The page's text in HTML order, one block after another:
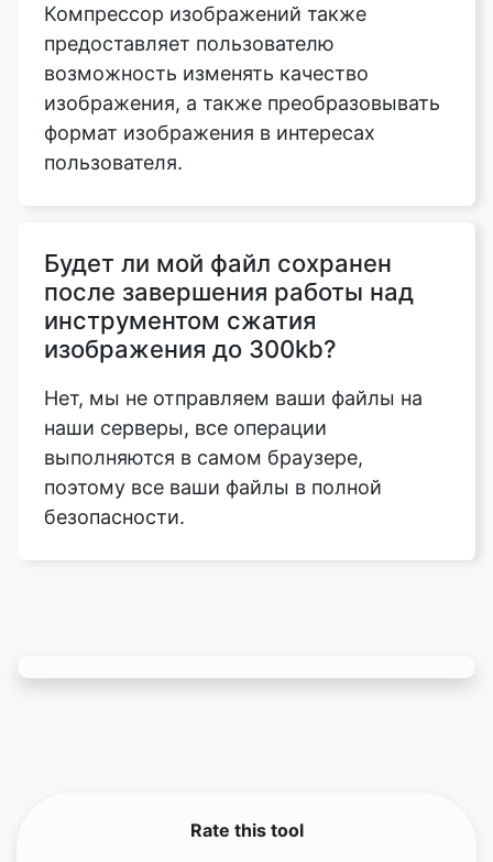
изображения, а также преобразовывать
формат изображения в интересах
пользователя.
Будет ли мой файл сохранен
изображения до 300kb?
Нет, мы не отправляем ваши файлы на
наши серверы, все операции
выполняются в самом браузере,
поэтому все ваши файлы в полной
безопасности.
3.67